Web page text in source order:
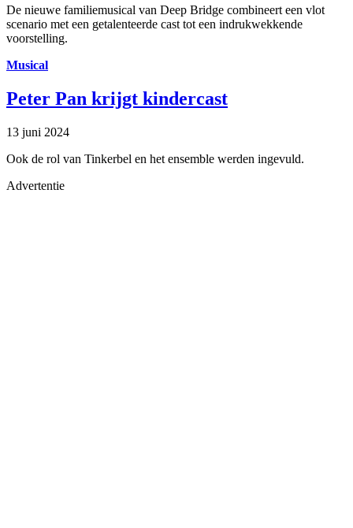
De nieuwe familiemusical van Deep Bridge combineert een vlot
scenario met een getalenteerde cast tot een indrukwekkende
voorstelling.
Musical
Peter Pan krijgt kindercast
13 juni 2024
Ook de rol van Tinkerbel en het ensemble werden ingevuld.
Advertentie